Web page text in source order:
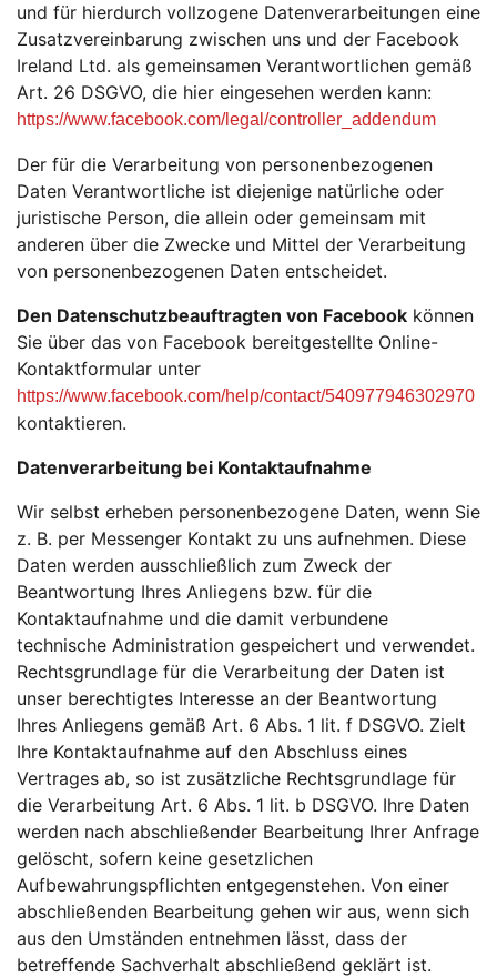
und für hierdurch vollzogene Datenverarbeitungen eine
Zusatzvereinbarung zwischen uns und der Facebook
Ireland Ltd. als gemeinsamen Verantwortlichen gemäß
Art. 26 DSGVO, die hier eingesehen werden kann:
https://www.facebook.com/legal/controller_addendum
Der für die Verarbeitung von personenbezogenen
Daten Verantwortliche ist diejenige natürliche oder
juristische Person, die allein oder gemeinsam mit
anderen über die Zwecke und Mittel der Verarbeitung
von personenbezogenen Daten entscheidet.
Den Datenschutzbeauftragten von Facebook können
Sie über das von Facebook bereitgestellte Online-
Kontaktformular unter
https://www.facebook.com/help/contact/540977946302970
kontaktieren.
Datenverarbeitung bei Kontaktaufnahme
Wir selbst erheben personenbezogene Daten, wenn Sie
z. B. per Messenger Kontakt zu uns aufnehmen. Diese
Daten werden ausschließlich zum Zweck der
Beantwortung Ihres Anliegens bzw. für die
Kontaktaufnahme und die damit verbundene
technische Administration gespeichert und verwendet.
Rechtsgrundlage für die Verarbeitung der Daten ist
unser berechtigtes Interesse an der Beantwortung
Ihres Anliegens gemäß Art. 6 Abs. 1 lit. f DSGVO. Zielt
Ihre Kontaktaufnahme auf den Abschluss eines
Vertrages ab, so ist zusätzliche Rechtsgrundlage für
die Verarbeitung Art. 6 Abs. 1 lit. b DSGVO. Ihre Daten
werden nach abschließender Bearbeitung Ihrer Anfrage
gelöscht, sofern keine gesetzlichen
Aufbewahrungspflichten entgegenstehen. Von einer
abschließenden Bearbeitung gehen wir aus, wenn sich
aus den Umständen entnehmen lässt, dass der
betreffende Sachverhalt abschließend geklärt ist.